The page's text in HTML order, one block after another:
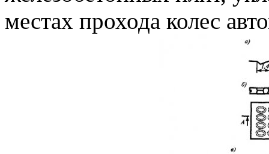
местах прохода колес